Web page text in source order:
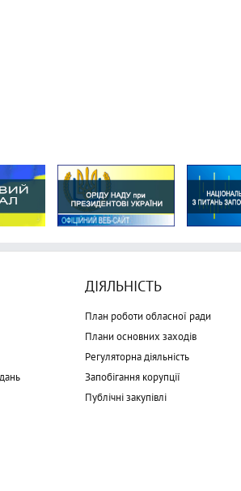
ДІЯЛЬНІСТЬ
План роботи обласної ради
Плани основних заходів
Регуляторна діяльність
Запобігання корупції
Публічні закупівлі